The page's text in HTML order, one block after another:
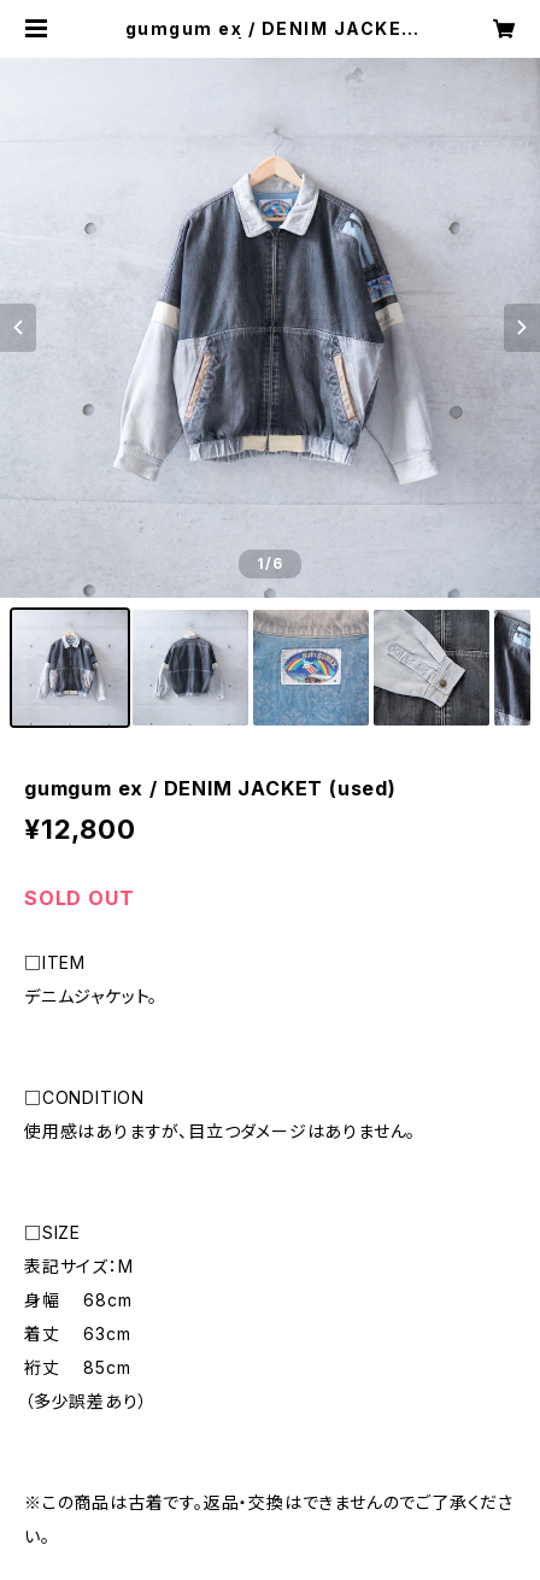
gumgum ex / DENIM JACKET
1/6
gumgum ex / DENIM JACKET (used)
¥12,800
SOLD OUT
□ITEM
デニムジャケット。
□CONDITION
使用感はありますが、目立つダメージはありません。
□SIZE
表記サイズ：M
身幅 68cm
着丈 63cm
裄丈 85cm
（多少誤差あり）
※この商品は古着です。返品・交換はできませんのでご了承くださ
い。